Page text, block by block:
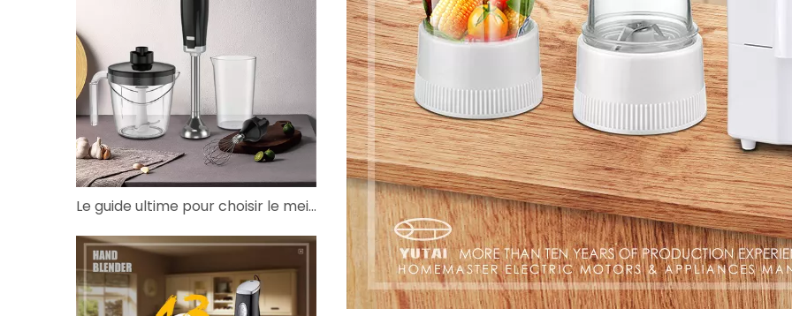
Le guide ultime pour choisir le meilleur mélangeur commercial